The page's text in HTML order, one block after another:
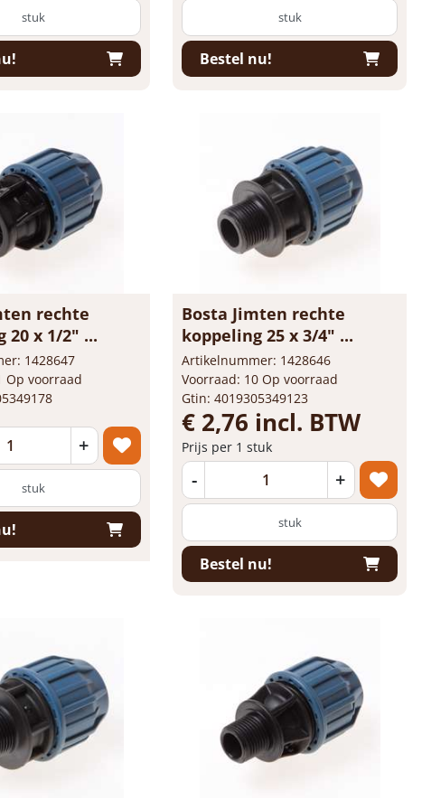
stuk stuk
Bestel nu!
rechte
20 x 1/2" ...
1428647
Op voorraad
+
stuk
Bosta Jimten rechte
koppeling 25 x 3/4" ...
Artikelnummer: 1428646
Voorraad: 10 Op voorraad
Gtin: 4019305349123
€ 2,76 incl. BTW
Prijs per 1 stuk
- +
stuk
Bestel nu!